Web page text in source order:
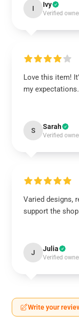
I Ivy
Verified
Love this item!
my
S Sarah
Verified
Varied designs,
support the
J Julia
Verified
Write your